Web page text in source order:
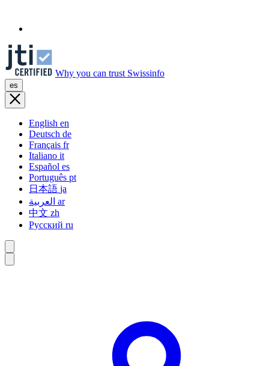
Why you can trust Swissinfo
es
English en
Deutsch de
Français fr
Italiano it
Español es
Português pt
日本語 ja
ar
中文 zh
Русский ru